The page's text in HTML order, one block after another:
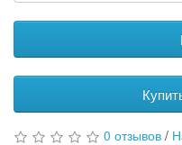
0 отзывов /